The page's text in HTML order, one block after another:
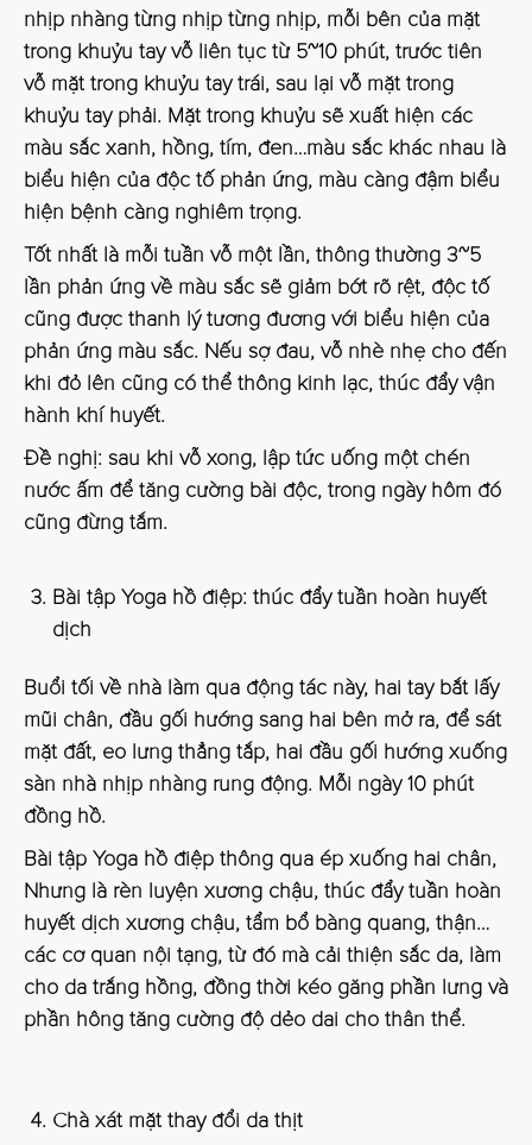
nhịp nhàng từng nhịp từng nhịp, mỗi bên của mặt
trong khuỷu tay vỗ liên tục từ 5~10 phút, trước tiên
vỗ mặt trong khuỷu tay trái, sau lại vỗ mặt trong
khuỷu tay phải. Mặt trong khuỷu sẽ xuất hiện các
màu sắc xanh, hồng, tím, đen…màu sắc khác nhau là
biểu hiện của độc tố phản ứng, màu càng đậm biểu
hiện bệnh càng nghiêm trọng.
Tốt nhất là mỗi tuần vỗ một lần, thông thường 3~5
lần phản ứng về màu sắc sẽ giảm bớt rõ rệt, độc tố
cũng được thanh lý tương đương với biểu hiện của
phản ứng màu sắc. Nếu sợ đau, vỗ nhè nhẹ cho đến
khi đỏ lên cũng có thể thông kinh lạc, thúc đẩy vận
hành khí huyết.
Đề nghị: sau khi vỗ xong, lập tức uống một chén
nước ấm để tăng cường bài độc, trong ngày hôm đó
cũng đừng tắm.
Bài tập Yoga hồ điệp: thúc đẩy tuần hoàn huyết
dịch
Buổi tối về nhà làm qua động tác này, hai tay bắt lấy
mũi chân, đầu gối hướng sang hai bên mở ra, để sát
mặt đất, eo lưng thẳng tắp, hai đầu gối hướng xuống
sàn nhà nhịp nhàng rung động. Mỗi ngày 10 phút
đồng hồ.
Bài tập Yoga hồ điệp thông qua ép xuống hai chân,
Nhưng là rèn luyện xương chậu, thúc đẩy tuần hoàn
huyết dịch xương chậu, tẩm bổ bàng quang, thận…
các cơ quan nội tạng, từ đó mà cải thiện sắc da, làm
cho da trắng hồng, đồng thời kéo găng phần lưng và
phần hông tăng cường độ dẻo dai cho thân thể.
Chà xát mặt thay đổi da thịt